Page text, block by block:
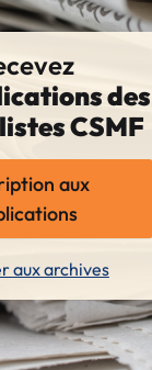
des
CSMF
aux
aux archives